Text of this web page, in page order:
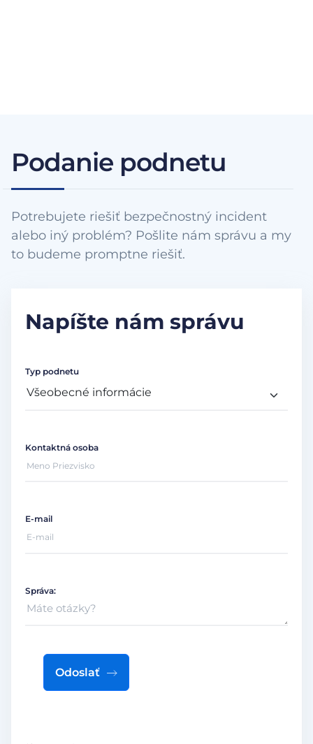
Podanie podnetu
Potrebujete riešiť bezpečnostný incident
alebo iný problém? Pošlite nám správu a my
to budeme promptne riešiť.
Napíšte nám správu
Typ podnetu
Kontaktná osoba
E-mail
Správa:
Odoslať